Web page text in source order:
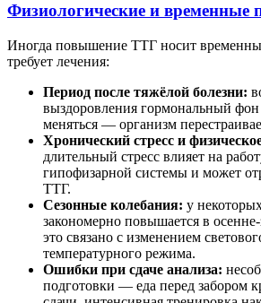
Физиологические и временные
Иногда повышение ТТГ носит
требует лечения:
Период после тяжёлой болезни:
выздоровления гормональный
меняться — организм
Хронический стресс и
длительный стресс влияет на
гипофизарной системы и может
ТТГ.
Сезонные колебания: у
закономерно повышается в
это связано с изменением
температурного режима.
Ошибки при сдаче анализа:
подготовки — еда перед забором